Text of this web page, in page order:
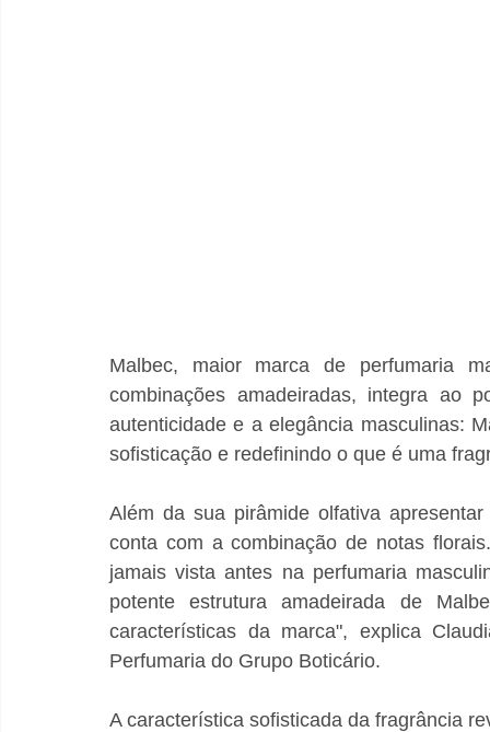
Malbec, maior marca de perfumaria
combinações amadeiradas, integra ao
autenticidade e a elegância masculinas:
sofisticação e redefinindo o que é uma
Além da sua pirâmide olfativa
conta com a combinação de notas
jamais vista antes na perfumaria
potente estrutura amadeirada de
características da marca", explica
Perfumaria do Grupo Boticário.
A característica sofisticada da fragrância